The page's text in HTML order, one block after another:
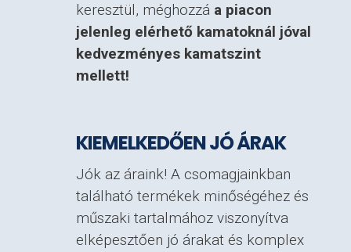
keresztül, méghozzá a piacon
jelenleg elérhető kamatoknál jóval
kedvezményes kamatszint
mellett!
KIEMELKEDŐEN JÓ ÁRAK
Jók az áraink! A csomagjainkban
található termékek minőségéhez és
műszaki tartalmához viszonyítva
elképesztően jó árakat és komplex